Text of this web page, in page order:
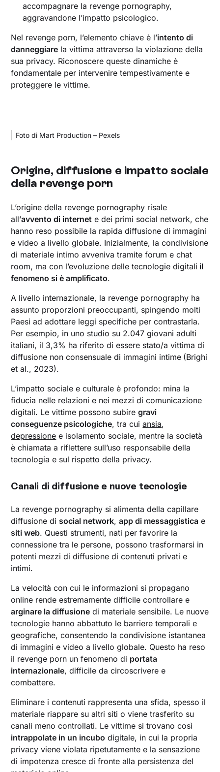
accompagnare la revenge pornography,
aggravandone l’impatto psicologico.
Nel revenge porn, l’elemento chiave è l’intento di
danneggiare la vittima attraverso la violazione della
sua privacy. Riconoscere queste dinamiche è
fondamentale per intervenire tempestivamente e
proteggere le vittime.
Foto di Mart Production – Pexels
Origine, diffusione e impatto sociale
della revenge porn
L’origine della revenge pornography risale
all’avvento di internet e dei primi social network, che
hanno reso possibile la rapida diffusione di immagini
e video a livello globale. Inizialmente, la condivisione
di materiale intimo avveniva tramite forum e chat
room, ma con l’evoluzione delle tecnologie digitali il
fenomeno si è amplificato.
A livello internazionale, la revenge pornography ha
assunto proporzioni preoccupanti, spingendo molti
Paesi ad adottare leggi specifiche per contrastarla.
Per esempio, in uno studio su 2.047 giovani adulti
italiani, il 3,3% ha riferito di essere stato/a vittima di
diffusione non consensuale di immagini intime (Brighi
et al., 2023).
L’impatto sociale e culturale è profondo: mina la
fiducia nelle relazioni e nei mezzi di comunicazione
digitali. Le vittime possono subiregravi
conseguenze psicologiche, tra cuiansia,
depressione e isolamento sociale, mentre la società
è chiamata a riflettere sull’uso responsabile della
tecnologia e sul rispetto della privacy.
Canali di diffusione e nuove tecnologie
La revenge pornography si alimenta della capillare
diffusione di social network,app di messaggistica e
siti web. Questi strumenti, nati per favorire la
connessione tra le persone, possono trasformarsi in
potenti mezzi di diffusione di contenuti privati e
intimi.
La velocità con cui le informazioni si propagano
online rende estremamente difficile controllare e
arginare la diffusione di materiale sensibile. Le nuove
tecnologie hanno abbattuto le barriere temporali e
geografiche, consentendo la condivisione istantanea
di immagini e video a livello globale. Questo ha reso
il revenge porn un fenomeno di portata
internazionale, difficile da circoscrivere e
combattere.
Eliminare i contenuti rappresenta una sfida, spesso il
materiale riappare su altri siti o viene trasferito su
canali meno controllati. Le vittime si trovano così
intrappolate in un incubo digitale, in cui la propria
privacy viene violata ripetutamente e la sensazione
di impotenza cresce di fronte alla persistenza del